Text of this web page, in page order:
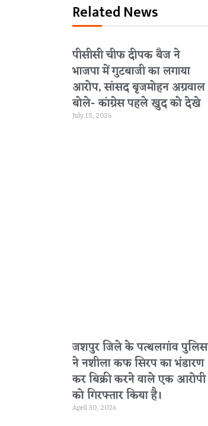
Related News
पीसीसी चीफ दीपक बैज ने
भाजपा में गुटबाजी का लगाया
आरोप, सांसद बृजमोहन अग्रवाल
बोले- कांग्रेस पहले खुद को देखे
July 15, 2026
जशपुर जिले के पत्थलगांव पुलिस
ने नशीला कफ सिरप का भंडारण
कर बिक्री करने वाले एक आरोपी
को गिरफ्तार किया है।
April 30, 2026